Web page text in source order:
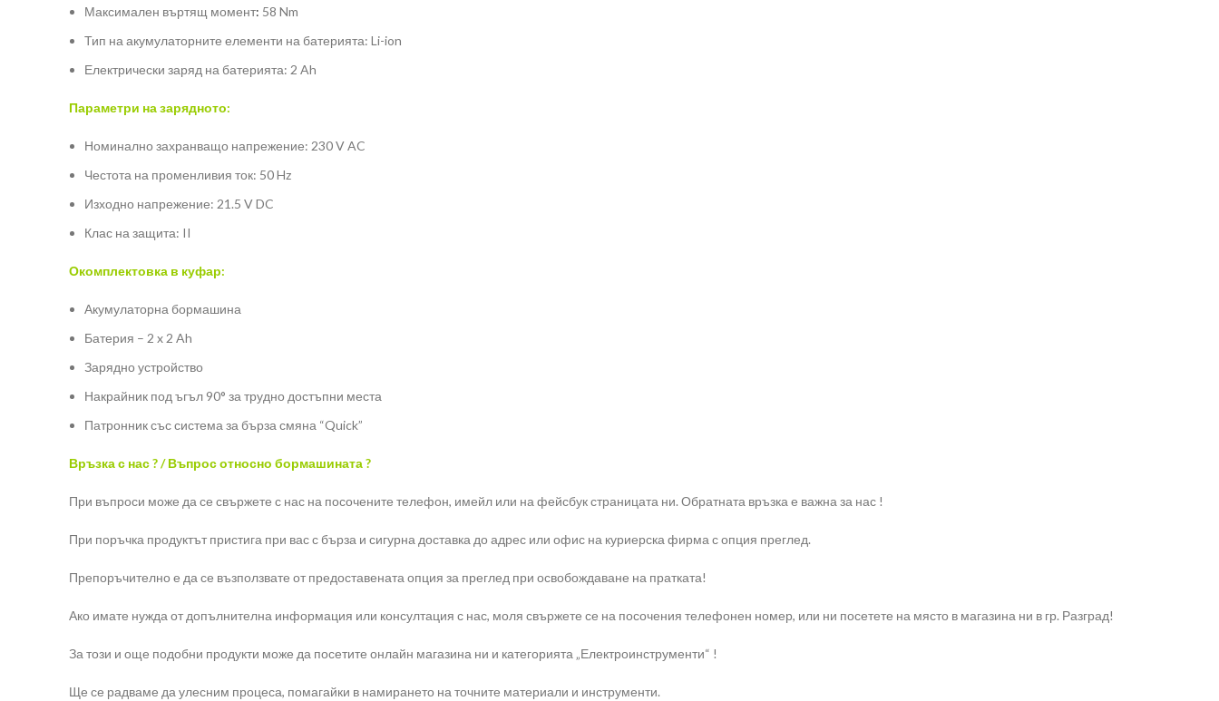
Максимален въртящ момент: 58 Nm
Тип на акумулаторните елементи на батерията: Li-ion
Електрически заряд на батерията: 2 Ah
Параметри на зарядното:
Номинално захранващо напрежение: 230 V AC
Честота на променливия ток: 50 Hz
Изходно напрежение: 21.5 V DC
Клас на защита: II
Окомплектовка в куфар:
Акумулаторна бормашина
Батерия – 2 x 2 Ah
Зарядно устройство
Накрайник под ъгъл 90° за трудно достъпни места
Патронник със система за бърза смяна “Quick”
Връзка с нас ? / Въпрос относно бормашината ?
При въпроси може да се свържете с нас на посочените телефон, имейл или на фейсбук страницата ни. Обратната връзка е важна за нас !
При поръчка продуктът пристига при вас с бърза и сигурна доставка до адрес или офис на куриерска фирма с опция преглед.
Препоръчително е да се възползвате от предоставената опция за преглед при освобождаване на пратката!
Ако имате нужда от допълнителна информация или консултация с нас, моля свържете се на посочения телефонен номер, или ни посетете на място в магазина ни в гр. Разград!
За този и още подобни продукти може да посетите онлайн магазина ни и категорията „Електроинструменти“ !
Ще се радваме да улесним процеса, помагайки в намирането на точните материали и инструменти.